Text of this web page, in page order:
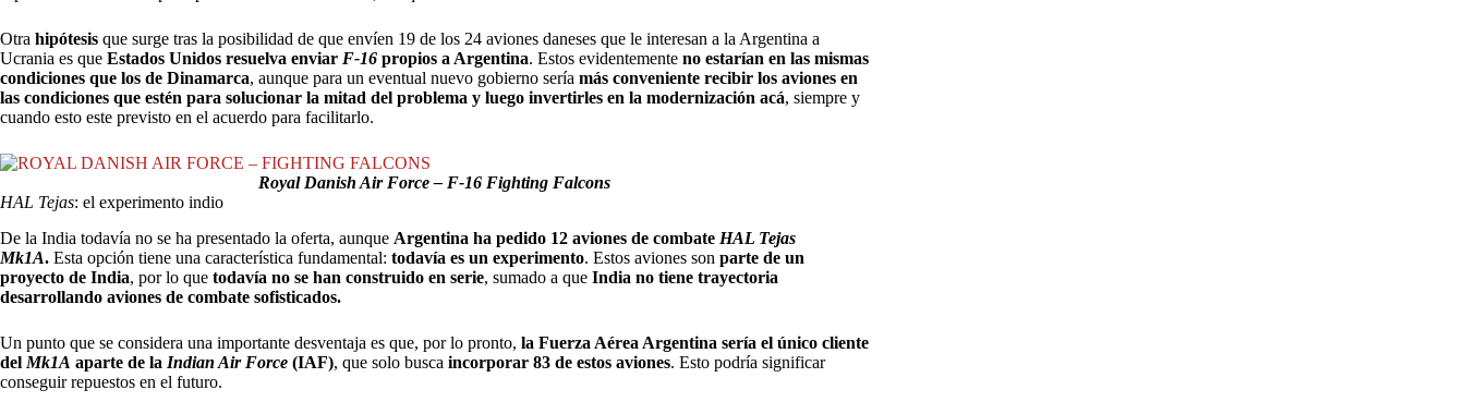
Otra hipótesis que surge tras la posibilidad de que envíen 19 de los 24 aviones daneses que le interesan a la Argentina a
Ucrania es que Estados Unidos resuelva enviar F-16 propios a Argentina. Estos evidentemente no estarían en las mismas
condiciones que los de Dinamarca, aunque para un eventual nuevo gobierno sería más conveniente recibir los aviones en
las condiciones que estén para solucionar la mitad del problema y luego invertirles en la modernización acá, siempre y
cuando esto este previsto en el acuerdo para facilitarlo.
Royal Danish Air Force – F-16 Fighting Falcons
HAL Tejas: el experimento indio
De la India todavía no se ha presentado la oferta, aunque Argentina ha pedido 12 aviones de combate HAL Tejas
Mk1A. Esta opción tiene una característica fundamental: todavía es un experimento. Estos aviones son parte de un
proyecto de India, por lo que todavía no se han construido en serie, sumado a que India no tiene trayectoria
desarrollando aviones de combate sofisticados.
Un punto que se considera una importante desventaja es que, por lo pronto, la Fuerza Aérea Argentina sería el único cliente
del Mk1A aparte de la Indian Air Force (IAF), que solo busca incorporar 83 de estos aviones. Esto podría significar
conseguir repuestos en el futuro.